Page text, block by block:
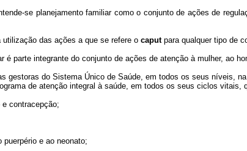
se planejamento familiar como o conjunto de ações de
utilização das ações a que se refere o caputpara qualquer tipo de
é parte integrante do conjunto de ações de atenção à mulher, ao
gestoras do Sistema Único de Saúde, em todos os seus níveis,
de atenção integral à saúde, em todos os seus ciclos
e contracepção;
puerpério e ao neonato;